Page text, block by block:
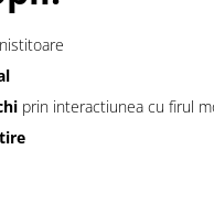
prin interactiunea cu firul